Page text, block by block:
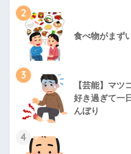
2
食べ物がまず
3
【芸能】マ
好き過ぎて一
んぼり
4